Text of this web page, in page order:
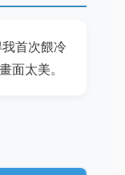
首次餵冷
面太美。